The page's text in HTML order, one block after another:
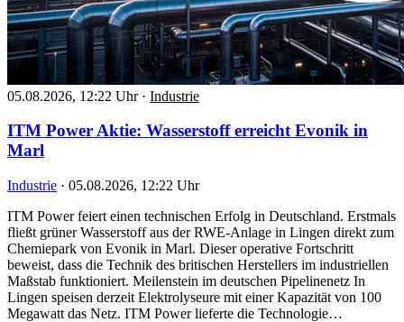
05.08.2026, 12:22 Uhr · Industrie
ITM Power Aktie: Wasserstoff erreicht Evonik in
Marl
Industrie · 05.08.2026, 12:22 Uhr
ITM Power feiert einen technischen Erfolg in Deutschland. Erstmals
fließt grüner Wasserstoff aus der RWE-Anlage in Lingen direkt zum
Chemiepark von Evonik in Marl. Dieser operative Fortschritt
beweist, dass die Technik des britischen Herstellers im industriellen
Maßstab funktioniert. Meilenstein im deutschen Pipelinenetz In
Lingen speisen derzeit Elektrolyseure mit einer Kapazität von 100
Megawatt das Netz. ITM Power lieferte die Technologie…